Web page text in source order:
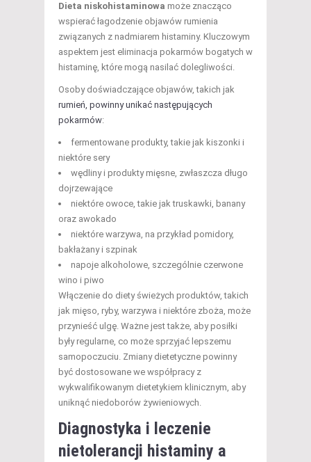
Dieta niskohistaminowa może znacząco
wspierać łagodzenie objawów rumienia
związanych z nadmiarem histaminy. Kluczowym
aspektem jest eliminacja pokarmów bogatych w
histaminę, które mogą nasilać dolegliwości.
Osoby doświadczające objawów, takich jak
rumień, powinny unikać następujących
pokarmów:
fermentowane produkty, takie jak kiszonki i
niektóre sery
wędliny i produkty mięsne, zwłaszcza długo
dojrzewające
niektóre owoce, takie jak truskawki, banany
oraz awokado
niektóre warzywa, na przykład pomidory,
bakłażany i szpinak
napoje alkoholowe, szczególnie czerwone
wino i piwo
Włączenie do diety świeżych produktów, takich
jak mięso, ryby, warzywa i niektóre zboża, może
przynieść ulgę. Ważne jest także, aby posiłki
były regularne, co może sprzyjać lepszemu
samopoczuciu. Zmiany dietetyczne powinny
być dostosowane we współpracy z
wykwalifikowanym dietetykiem klinicznym, aby
uniknąć niedoborów żywieniowych.
Diagnostyka i leczenie
nietolerancji histaminy a